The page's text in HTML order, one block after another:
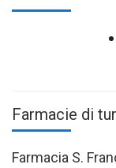
Farmacie di
Farmacia S.